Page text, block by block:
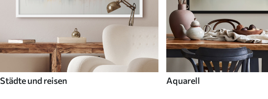
Städte und reisen Aquarell